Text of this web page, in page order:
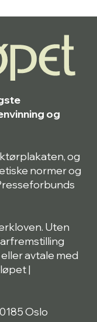
og
og
normer og
Uten
avtale med
|
Oslo